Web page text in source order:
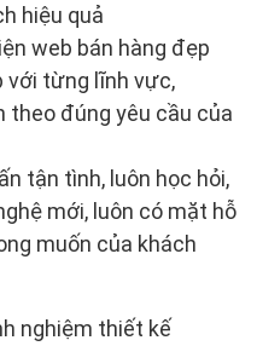
hiệu quả
web bán hàng đẹp
với từng lĩnh vực,
theo đúng yêu cầu của
tận tình, luôn học hỏi,
mới, luôn có mặt hỗ
muốn của khách
nghiệm thiết kế